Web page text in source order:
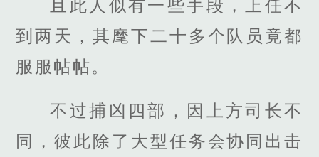
且此人似有一些手段，上任不
到两天，其麾下二十多个队员竟都
服服帖帖。
不过捕凶四部，因上方司长不
同，彼此除了大型任务会协同出击